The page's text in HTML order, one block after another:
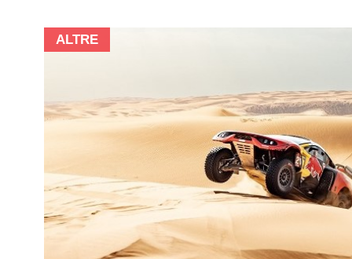
ALTRE